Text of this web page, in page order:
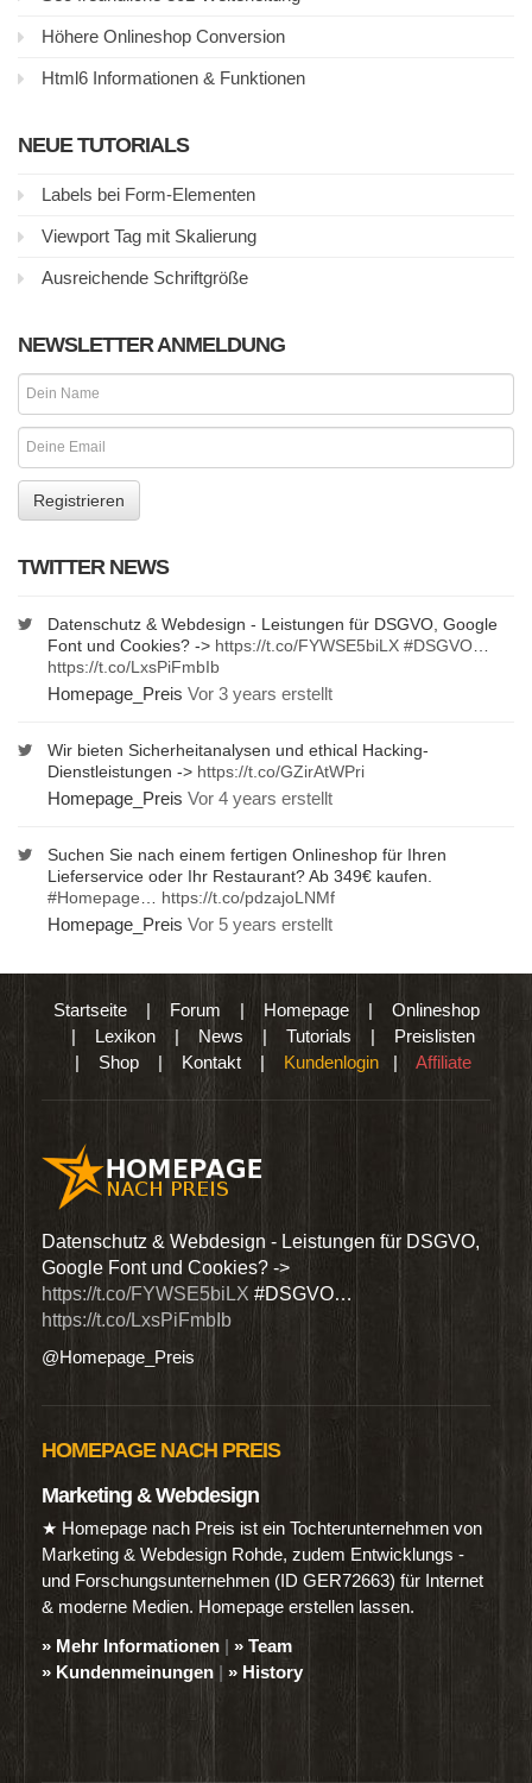
Höhere Onlineshop Conversion
Html6 Informationen & Funktionen
NEUE TUTORIALS
Labels bei Form-Elementen
Viewport Tag mit Skalierung
Ausreichende Schriftgröße
NEWSLETTER ANMELDUNG
TWITTER NEWS
Datenschutz & Webdesign - Leistungen für DSGVO, Google
Font und Cookies? -> https://t.co/FYWSE5biLX #DSGVO
https://t.co/LxsPiFmbIb
Homepage_Preis Vor 3 years erstellt
Wir bieten Sicherheitanalysen und ethical Hacking-
Dienstleistungen -> https://t.co/GZirAtWPri
Homepage_Preis Vor 4 years erstellt
Suchen Sie nach einem fertigen Onlineshop für Ihren
Lieferservice oder Ihr Restaurant? Ab 349€ kaufen.
#Homepage
https://t.co/pdzajoLNMf
Homepage_Preis Vor 5 years erstellt
Startseite| Forum | Homepage| Onlineshop
| Lexikon | News | Tutorials | Preislisten
| Shop | Kontakt | Kundenlogin | Affiliate
Datenschutz & Webdesign - Leistungen für DSGVO,
Google Font und Cookies? ->
https://t.co/FYWSE5biLX #DSGVO…
https://t.co/LxsPiFmbIb
@Homepage_Preis
HOMEPAGE NACH PREIS
Marketing & Webdesign
★ Homepage nach Preis ist ein Tochterunternehmen von
Marketing & Webdesign Rohde, zudem Entwicklungs -
und Forschungsunternehmen (ID GER72663) für Internet
& moderne Medien. Homepage erstellen lassen.
» Mehr Informationen | » Team
» Kundenmeinungen | » History